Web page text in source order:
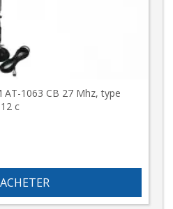
1063 CB 27 Mhz, type
c